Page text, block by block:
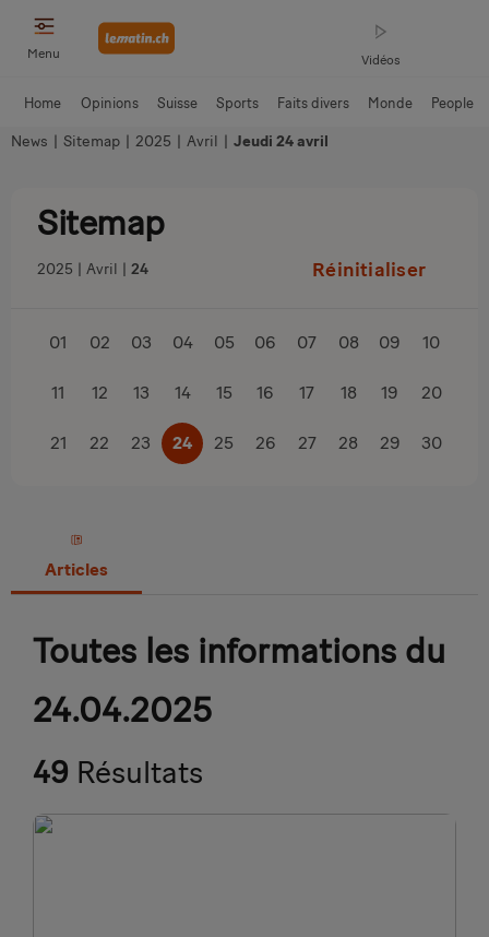
Menu
Home Opinions Suisse Sports Faits divers Monde People
Vidéos
News | Sitemap | 2025 | Avril | Jeudi 24 avril
Sitemap
2025 Avril 24 Réinitialiser
01 02 03 04 05 06 07 08 09 10
11 12 13 14 15 16 17 18 19 20
21 22 23 24 25 26 27 28 29 30
Articles
Toutes les informations du
24.04.2025
49 Résultats